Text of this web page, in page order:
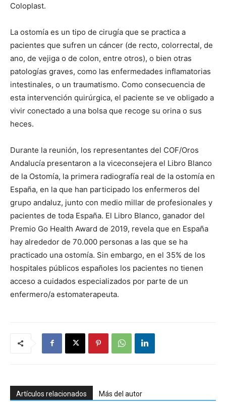
Coloplast.
La ostomía es un tipo de cirugía que se practica a
pacientes que sufren un cáncer (de recto, colorrectal, de
ano, de vejiga o de colon, entre otros), o bien otras
patologías graves, como las enfermedades inflamatorias
intestinales, o un traumatismo. Como consecuencia de
esta intervención quirúrgica, el paciente se ve obligado a
vivir conectado a una bolsa que recoge su orina o sus
heces.
Durante la reunión, los representantes del COF/Oros
Andalucía presentaron a la viceconsejera el Libro Blanco
de la Ostomía, la primera radiografía real de la ostomía en
España, en la que han participado los enfermeros del
grupo andaluz, junto con medio millar de profesionales y
pacientes de toda España. El Libro Blanco, ganador del
Premio Go Health Award de 2019, revela que en España
hay alrededor de 70.000 personas a las que se ha
practicado una ostomía. Sin embargo, en el 35% de los
hospitales públicos españoles los pacientes no tienen
acceso a cuidados especializados por parte de un
enfermero/a estomaterapeuta.
Artículos relacionados Más del autor